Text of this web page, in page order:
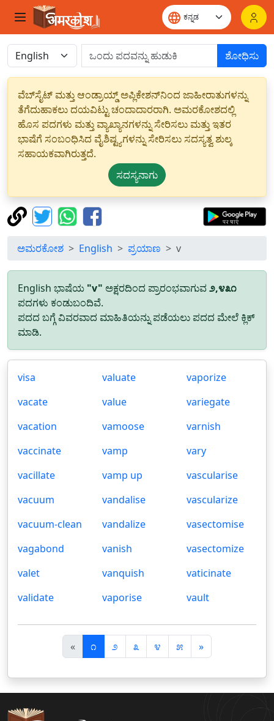
ಶೋಧಿಸು
ವೆಬ್‌ಸೈಟ್ ಮತ್ತು ಆಂಡ್ರಾಯ್ಡ್ ಅಪ್ಲಿಕೇಶನ್‌ನಿಂದ ಜಾಹೀರಾತುಗಳನ್ನು
ತೆಗೆದುಹಾಕಲು ದಯವಿಟ್ಟು ಚಂದಾದಾರರಾಗಿ. ಅಮರಕೋಶದಲ್ಲಿ
ಹೊಸ ಪದಗಳು ಮತ್ತು ವ್ಯಾಖ್ಯಾನಗಳನ್ನು ಸೇರಿಸಲು ಮತ್ತು ಇತರ
ಭಾಷೆಗೆ ಸಂಬಂಧಿಸಿದ ವೈಶಿಷ್ಟ್ಯಗಳನ್ನು ಸೇರಿಸಲು ಸದಸ್ಯತ್ವ ಶುಲ್ಕ
ಸಹಾಯಕವಾಗಿರುತ್ತದೆ.
ಸದಸ್ಯನಾಗು
ಅಮರಕೋಶ English ಪ್ರಯಾಣ v
English ಭಾಷೆಯ "v" ಅಕ್ಷರದಿಂದ ಪ್ರಾರಂಭವಾಗುವ೨,೪೩೧
ಪದಗಳು ಕಂಡುಬಂದಿವೆ.
ಪದದ ಬಗ್ಗೆ ವಿವರವಾದ ಮಾಹಿತಿಯನ್ನು ಪಡೆಯಲು ಪದದ ಮೇಲೆ ಕ್ಲಿಕ್
ಮಾಡಿ.
visa
vacate
vacation
vaccinate
vacillate
vacuum
vacuum-clean
vagabond
valet
validate
valuate
value
vamoose
vamp
vamp up
vandalise
vandalize
vanish
vanquish
vaporise
vaporize
variegate
varnish
vary
vascularise
vascularize
vasectomise
vasectomize
vaticinate
vault
«पि
छ
ला
೧ ೨ ೩ ೪ ೫ »अ
ग
ला